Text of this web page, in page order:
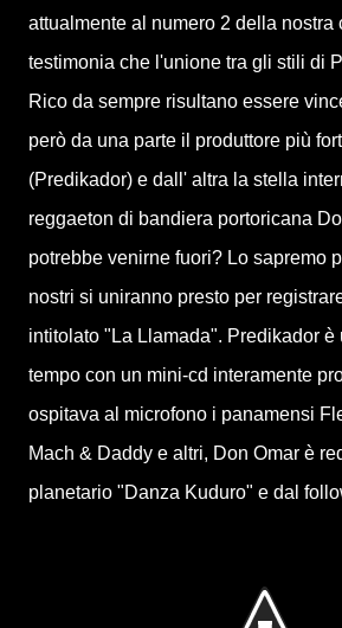
attualmente al numero 2 della nostra
testimonia che l'unione tra gli stili di
Rico da sempre risultano essere
però da una parte il produttore più
(Predikador) e dall' altra la stella
reggaeton di bandiera portoricana
potrebbe venirne fuori? Lo sapremo
nostri si uniranno presto per
intitolato "La Llamada". Predikador è
tempo con un mini-cd interamente
ospitava al microfono i panamensi
Mach & Daddy e altri, Don Omar è
planetario "Danza Kuduro" e dal